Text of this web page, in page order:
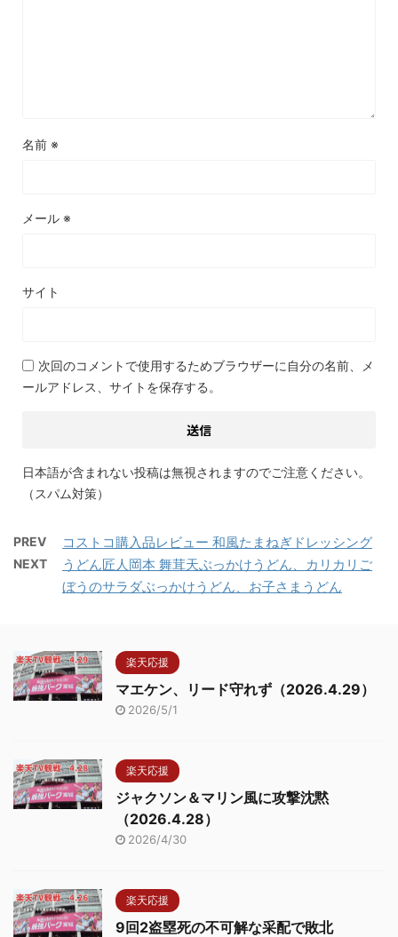
名前 ※
メール ※
サイト
次回のコメントで使用するためブラウザーに自分の名前、メ
ールアドレス、サイトを保存する。
日本語が含まれない投稿は無視されますのでご注意ください。
（スパム対策）
PREV コストコ購入品レビュー 和風たまねぎドレッシング
NEXT
うどん匠人岡本 舞茸天ぶっかけうどん、カリカリご
ぼうのサラダぶっかけうどん、お子さまうどん
楽天応援
マエケン、リード守れず（2026.4.29）
2026/5/1
楽天応援
ジャクソン＆マリン風に攻撃沈黙
（2026.4.28）
2026/4/30
楽天応援
9回2盗塁死の不可解な采配で敗北